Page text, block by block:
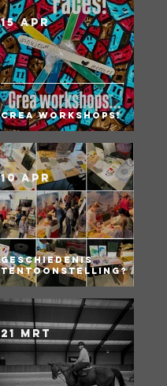
Crea Workshops!
15 apr
Geschiedenis
Tentoonstelling?
10 apr
21 mrt